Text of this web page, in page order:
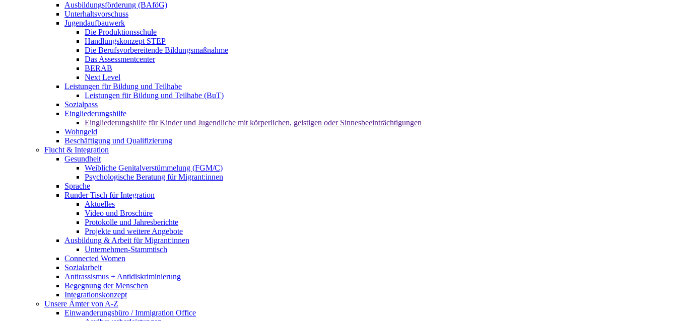
Ausbildungsförderung (BAföG)
Unterhaltsvorschuss
Jugendaufbauwerk
Die Produktionsschule
Handlungskonzept STEP
Die Berufsvorbereitende Bildungsmaßnahme
Das Assessmentcenter
BERAB
Next Level
Leistungen für Bildung und Teilhabe
Leistungen für Bildung und Teilhabe (BuT)
Sozialpass
Eingliederungshilfe
Eingliederungshilfe für Kinder und Jugendliche mit körperlichen, geistigen oder Sinnesbeeinträchtigungen
Wohngeld
Beschäftigung und Qualifizierung
Flucht & Integration
Gesundheit
Weibliche Genitalverstümmelung (FGM/C)
Psychologische Beratung für Migrant:innen
Sprache
Runder Tisch für Integration
Aktuelles
Video und Broschüre
Protokolle und Jahresberichte
Projekte und weitere Angebote
Ausbildung & Arbeit für Migrant:innen
Unternehmen-Stammtisch
Connected Women
Sozialarbeit
Antirassismus + Antidiskriminierung
Begegnung der Menschen
Integrationskonzept
Unsere Ämter von A-Z
Einwanderungsbüro / Immigration Office